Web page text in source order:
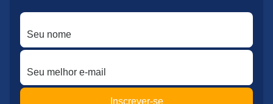
Seu nome
Seu melhor e-mail